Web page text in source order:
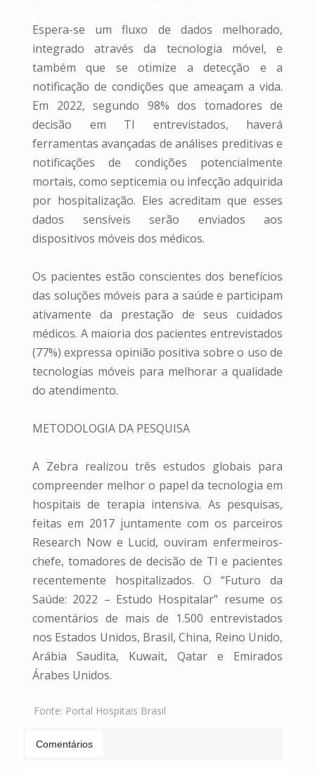
Espera-se um fluxo de dados melhorado,
integrado através da tecnologia móvel, e
também que se otimize a detecção e a
notificação de condições que ameaçam a vida.
Em 2022, segundo 98% dos tomadores de
decisão em TI entrevistados, haverá
ferramentas avançadas de análises preditivas e
notificações de condições potencialmente
mortais, como septicemia ou infecção adquirida
por hospitalização. Eles acreditam que esses
dados sensíveis serão enviados aos
dispositivos móveis dos médicos.
Os pacientes estão conscientes dos benefícios
das soluções móveis para a saúde e participam
ativamente da prestação de seus cuidados
médicos. A maioria dos pacientes entrevistados
(77%) expressa opinião positiva sobre o uso de
tecnologias móveis para melhorar a qualidade
do atendimento.
METODOLOGIA DA PESQUISA
A Zebra realizou três estudos globais para
compreender melhor o papel da tecnologia em
hospitais de terapia intensiva. As pesquisas,
feitas em 2017 juntamente com os parceiros
Research Now e Lucid, ouviram enfermeiros-
chefe, tomadores de decisão de TI e pacientes
recentemente hospitalizados. O “Futuro da
Saúde: 2022 – Estudo Hospitalar” resume os
comentários de mais de 1.500 entrevistados
nos Estados Unidos, Brasil, China, Reino Unido,
Arábia Saudita, Kuwait, Qatar e Emirados
Árabes Unidos.
Fonte: Portal Hospitais Brasil
Comentários